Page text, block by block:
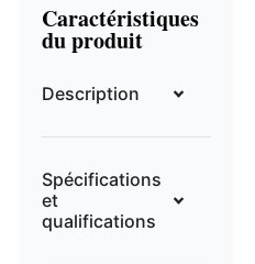
Caractéristiques
du produit
Description
Spécifications
et
qualifications